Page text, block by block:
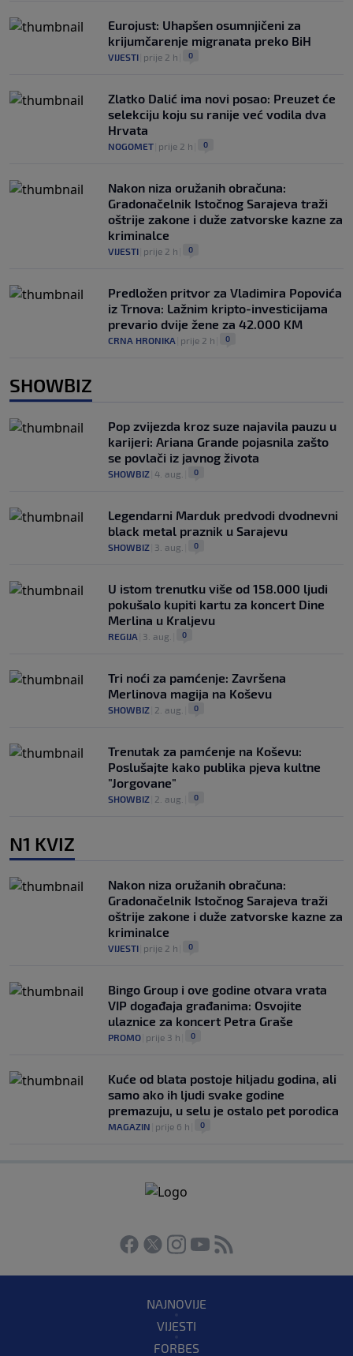
Eurojust: Uhapšen osumnjičeni za
krijumčarenje migranata preko BiH
VIJESTI prije 2 h 0
Zlatko Dalić ima novi posao: Preuzet će
selekciju koju su ranije već vodila dva
Hrvata
NOGOMET prije 2 h 0
Nakon niza oružanih obračuna:
Gradonačelnik Istočnog Sarajeva traži
oštrije zakone i duže zatvorske kazne za
kriminalce
VIJESTI prije 2 h 0
Predložen pritvor za Vladimira Popovića
iz Trnova: Lažnim kripto-investicijama
prevario dvije žene za 42.000 KM
CRNA HRONIKA prije 2 h 0
SHOWBIZ
Pop zvijezda kroz suze najavila pauzu u
karijeri: Ariana Grande pojasnila zašto
se povlači iz javnog života
SHOWBIZ 4. aug. 0
Legendarni Marduk predvodi dvodnevni
black metal praznik u Sarajevu
SHOWBIZ 3. aug. 0
U istom trenutku više od 158.000 ljudi
pokušalo kupiti kartu za koncert Dine
Merlina u Kraljevu
REGIJA 3. aug. 0
Tri noći za pamćenje: Završena
Merlinova magija na Koševu
SHOWBIZ 2. aug. 0
Trenutak za pamćenje na Koševu:
Poslušajte kako publika pjeva kultne
"Jorgovane"
SHOWBIZ 2. aug. 0
N1 KVIZ
Nakon niza oružanih obračuna:
Gradonačelnik Istočnog Sarajeva traži
oštrije zakone i duže zatvorske kazne za
kriminalce
VIJESTI prije 2 h 0
Bingo Group i ove godine otvara vrata
VIP događaja građanima: Osvojite
ulaznice za koncert Petra Graše
PROMO prije 3 h 0
Kuće od blata postoje hiljadu godina, ali
samo ako ih ljudi svake godine
premazuju, u selu je ostalo pet porodica
MAGAZIN prije 6 h 0
NAJNOVIJE
VIJESTI
FORBES